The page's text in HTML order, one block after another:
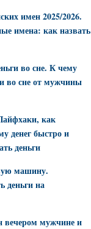
имен 2025/2026.
имена: как назвать
во сне. К чему
во сне от мужчины
как
денег быстро и
деньги
машину.
деньги на
вечером мужчине и